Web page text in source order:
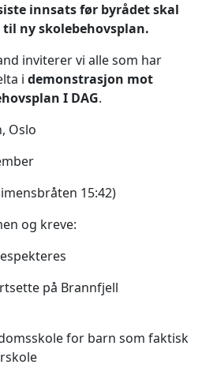
innsats før byrådet skal
ny skolebehovsplan.
inviterer vi alle som har
i demonstrasjon mot
I DAG.
Oslo
15:42)
og kreve:
på Brannfjell
for barn som faktisk